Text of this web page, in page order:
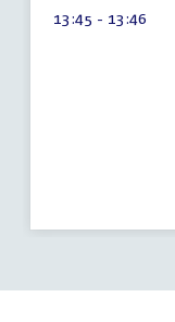
augustus
Tijd
13:45 - 13:46